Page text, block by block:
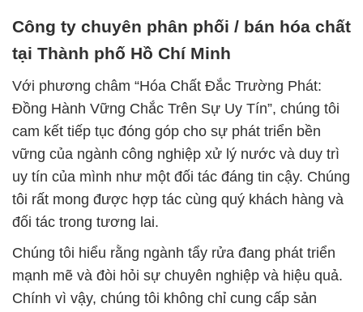
Công ty chuyên phân phối / bán hóa chất
tại Thành phố Hồ Chí Minh
Với phương châm “Hóa Chất Đắc Trường Phát:
Đồng Hành Vững Chắc Trên Sự Uy Tín”, chúng tôi
cam kết tiếp tục đóng góp cho sự phát triển bền
vững của ngành công nghiệp xử lý nước và duy trì
uy tín của mình như một đối tác đáng tin cậy. Chúng
tôi rất mong được hợp tác cùng quý khách hàng và
đối tác trong tương lai.
Chúng tôi hiểu rằng ngành tẩy rửa đang phát triển
mạnh mẽ và đòi hỏi sự chuyên nghiệp và hiệu quả.
Chính vì vậy, chúng tôi không chỉ cung cấp sản